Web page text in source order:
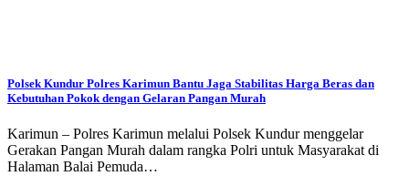
Polsek Kundur Polres Karimun Bantu Jaga Stabilitas Harga Beras dan
Kebutuhan Pokok dengan Gelaran Pangan Murah
Karimun – Polres Karimun melalui Polsek Kundur menggelar
Gerakan Pangan Murah dalam rangka Polri untuk Masyarakat di
Halaman Balai Pemuda…